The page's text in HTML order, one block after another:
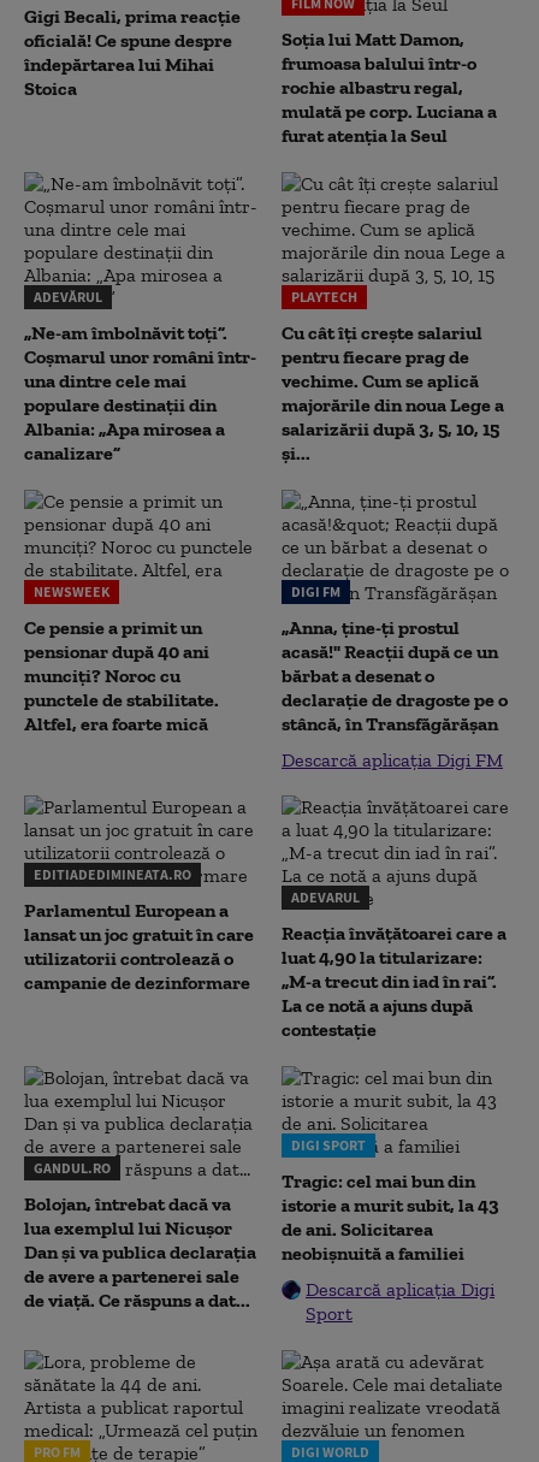
Gigi Becali, prima reacție
oficială! Ce spune despre
îndepărtarea lui Mihai
Stoica
Soția lui Matt Damon,
frumoasa balului într-o
rochie albastru regal,
mulată pe corp. Luciana a
furat atenția la Seul
ADEVĂRUL
„Ne-am îmbolnăvit toți”.
Coșmarul unor români într-
una dintre cele mai
populare destinații din
Albania: „Apa mirosea a
canalizare”
PLAYTECH
Cu cât îți crește salariul
pentru fiecare prag de
vechime. Cum se aplică
majorările din noua Lege a
salarizării după 3, 5, 10, 15
și...
NEWSWEEK
Ce pensie a primit un
pensionar după 40 ani
munciți? Noroc cu
punctele de stabilitate.
Altfel, era foarte mică
DIGI FM
„Anna, ţine-ţi prostul
acasă!" Reacţii după ce un
bărbat a desenat o
declaraţie de dragoste pe o
stâncă, în Transfăgărăşan
Descarcă aplicația Digi FM
EDITIADEDIMINEATA.RO
Parlamentul European a
lansat un joc gratuit în care
utilizatorii controlează o
campanie de dezinformare
ADEVARUL
Reacția învățătoarei care a
luat 4,90 la titularizare:
„M-a trecut din iad în rai”.
La ce notă a ajuns după
contestație
GANDUL.RO
Bolojan, întrebat dacă va
lua exemplul lui Nicușor
Dan și va publica declarația
de avere a partenerei sale
de viață. Ce răspuns a dat...
DIGI SPORT
Tragic: cel mai bun din
istorie a murit subit, la 43
de ani. Solicitarea
neobișnuită a familiei
Descarcă aplicația Digi
Sport
PRO FM DIGI WORLD